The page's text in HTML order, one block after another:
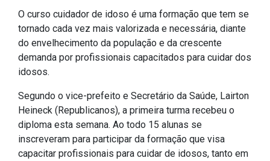
Nota Fiscal Eletrônica
Ouvidoria
Portal do Cidadão
Publicações
O curso cuidador de idoso é uma formação que tem se
tornado cada vez mais valorizada e necessária, diante
do envelhecimento da população e da crescente
demanda por profissionais capacitados para cuidar dos
idosos.
Segundo o vice-prefeito e Secretário da Saúde, Lairton
Heineck (Republicanos), a primeira turma recebeu o
diploma esta semana. Ao todo 15 alunas se
inscreveram para participar da formação que visa
capacitar profissionais para cuidar de idosos, tanto em